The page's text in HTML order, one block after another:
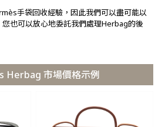
手袋回收經驗，因此我們可以盡可能以
也可以放心地委託我們處理Herbag的後
Herbag 市場價格示例